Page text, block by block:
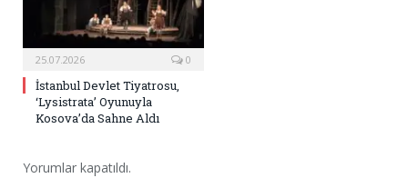
25.07.2026 0
İstanbul Devlet Tiyatrosu,
‘Lysistrata’ Oyunuyla
Kosova’da Sahne Aldı
Yorumlar kapatıldı.